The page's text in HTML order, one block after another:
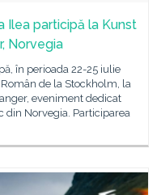
Ilea participă la Kunst
Norvegia
în perioada 22-25 iulie
de la Stockholm, la
eveniment dedicat
din Norvegia. Participarea